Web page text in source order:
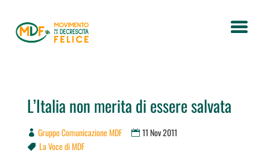
L’Italia non merita di essere salvata
Gruppo Comunicazione MDF 11 Nov 2011
 La Voce di MDF